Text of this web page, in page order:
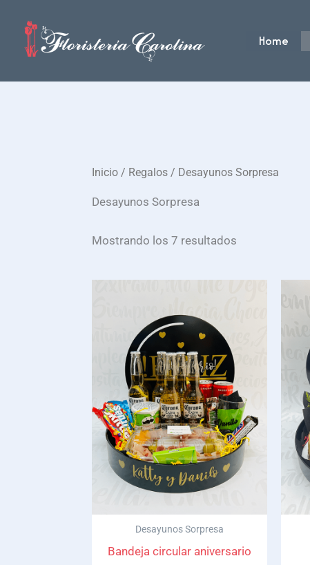
contenido
Home
Inicio/ Regalos/ Desayunos Sorpresa
Desayunos Sorpresa
Mostrando los 7 resultados
Desayunos Sorpresa
Bandeja circular aniversario